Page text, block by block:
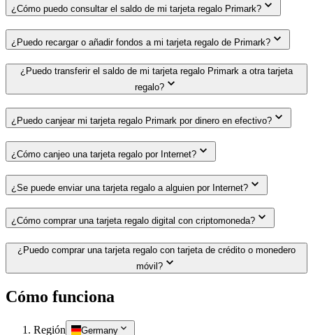
¿Cómo puedo consultar el saldo de mi tarjeta regalo Primark?
¿Puedo recargar o añadir fondos a mi tarjeta regalo de Primark?
¿Puedo transferir el saldo de mi tarjeta regalo Primark a otra tarjeta
regalo?
¿Puedo canjear mi tarjeta regalo Primark por dinero en efectivo?
¿Cómo canjeo una tarjeta regalo por Internet?
¿Se puede enviar una tarjeta regalo a alguien por Internet?
¿Cómo comprar una tarjeta regalo digital con criptomoneda?
¿Puedo comprar una tarjeta regalo con tarjeta de crédito o monedero
móvil?
Cómo funciona
Región Germany